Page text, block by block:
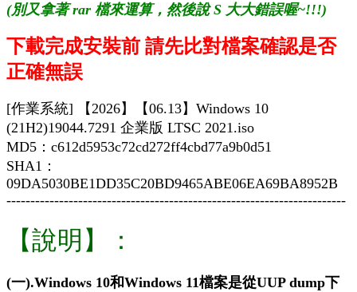
(別又拿著 rar 檔來運算，然後說 S 大大錯誤喔~!!!)
下載完成安裝前 請先比對檔案確認是否
正確無誤
[作業系統] 【2026】【06.13】Windows 10
(21H2)19044.7291 企業版 LTSC 2021.iso
MD5：c612d5953c72cd272ff4cbd77a9b0d51
SHA1：
09DA5030BE1DD35C20BD9465ABE06EA69BA8952B
-----------------------------------------------------------------------
【說明】：
(一).Windows 10和Windows 11檔案是從UUP dump下